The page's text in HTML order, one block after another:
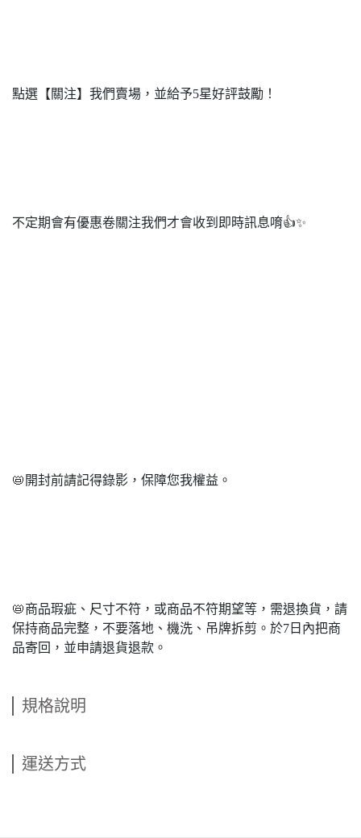
點選【關注】我們賣場，並給予5星好評鼓勵！
不定期會有優惠卷關注我們才會收到即時訊息唷👍✨
📛開封前請記得錄影，保障您我權益。
📛商品瑕疵、尺寸不符，或商品不符期望等，需退換貨，請
保持商品完整，不要落地、機洗、吊牌拆剪。於7日內把商
品寄回，並申請退貨退款。
規格說明
運送方式